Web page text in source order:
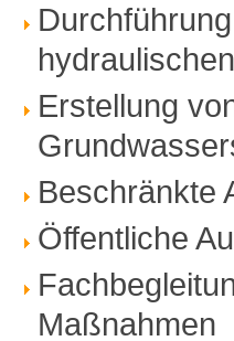
Erstellung
Beschränkte
Öffentliche
Maßnahmen